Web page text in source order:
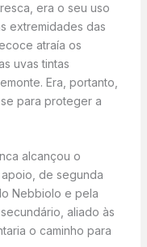
era o seu uso
extremidades das
atraía os
uvas tintas
Era, portanto,
para proteger a
alcançou o
de segunda
Nebbiolo e pela
aliado às
o caminho para